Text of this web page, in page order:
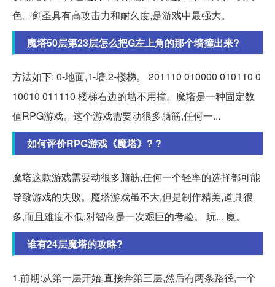
色。剑圣具有高攻击力和耐久度,是游戏中最强大。
魔塔50层第23层怎么把G左上角的那个墙撞出来?
方法如下: 0-地面,1-墙,2-楼梯。 201110 010000 010110 0
10010 011110 楼梯右边的墙不用撞。魔塔是一种固定数
值RPG游戏。这个游戏需要动很多脑筋,任何一...
如何评价RPG游戏《魔塔》? ?
魔塔这款游戏需要动很多脑筋,任何一个轻率的选择都可能
导致游戏的失败。魔塔游戏虽不大,但是制作精美,道具很
多,而且难度不低,对智商是一次艰巨的考验。 玩... 魔。
谁有24层魔塔的攻略?
1.前期:从第一层开始,直接奔第三层,然后有两条路径,一个